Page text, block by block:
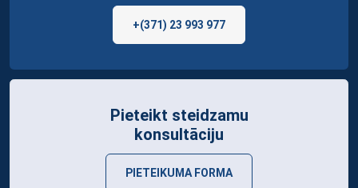
+(371) 23 993 977
Pieteikt steidzamu
konsultāciju
PIETEIKUMA FORMA